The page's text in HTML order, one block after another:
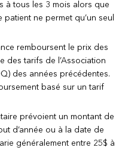
à tous les 3 mois alors que
patient ne permet qu’un seul
remboursent le prix des
des tarifs de l’Association
des années précédentes.
basé sur un tarif
prévoient un montant de
d’année ou à la date de
généralement entre 25$ à